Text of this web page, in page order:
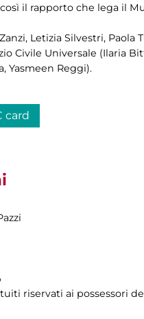
il rapporto che lega il
Letizia Silvestri, Paola
Civile Universale (Ilaria
Yasmeen Reggi).
card
riservati ai possessori